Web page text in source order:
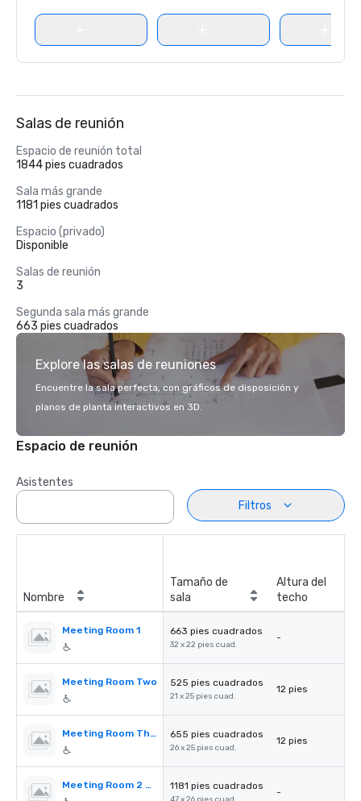
Salas de reunión
Espacio de reunión total
1844 pies cuadrados
Sala más grande
1181 pies cuadrados
Espacio (privado)
Disponible
Salas de reunión
3
Segunda sala más grande
663 pies cuadrados
Explore las salas de reuniones
Encuentre la sala perfecta, con gráficos de disposición y
planos de planta interactivos en 3D.
Espacio de reunión
Asistentes
Filtros
Nombre
Tamaño de
sala
Altura del
techo
Meeting Room 1 663 pies cuadrados
32 x 22 pies cuad.
-
Meeting Room Two 525 pies cuadrados
21 x 25 pies cuad.
12 pies
Meeting Room Three 655 pies cuadrados
26 x 25 pies cuad.
12 pies
Meeting Room 2 & 3 1181 pies cuadrados
-